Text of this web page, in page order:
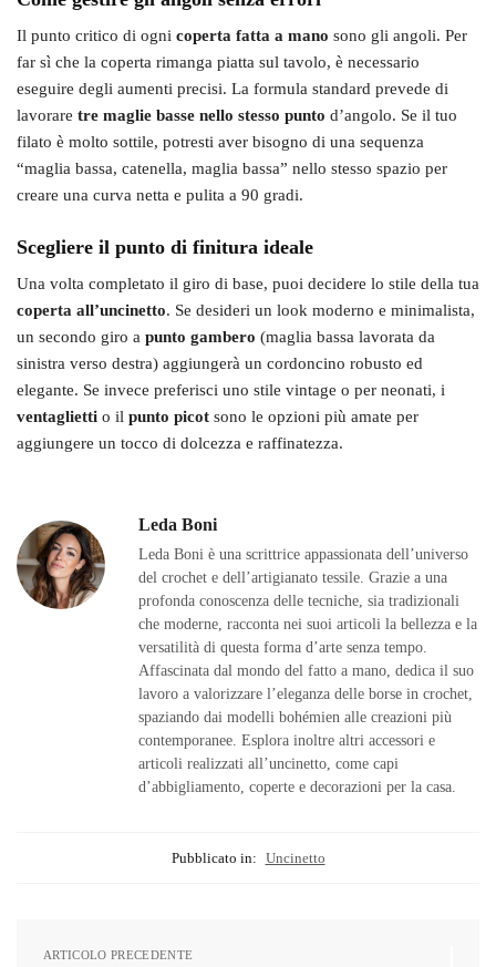
Il punto critico di ogni coperta fatta a mano sono gli angoli. Per
far sì che la coperta rimanga piatta sul tavolo, è necessario
eseguire degli aumenti precisi. La formula standard prevede di
lavorare tre maglie basse nello stesso punto d’angolo. Se il tuo
filato è molto sottile, potresti aver bisogno di una sequenza
“maglia bassa, catenella, maglia bassa” nello stesso spazio per
creare una curva netta e pulita a 90 gradi.
Scegliere il punto di finitura ideale
Una volta completato il giro di base, puoi decidere lo stile della tua
coperta all’uncinetto. Se desideri un look moderno e minimalista,
un secondo giro a punto gambero (maglia bassa lavorata da
sinistra verso destra) aggiungerà un cordoncino robusto ed
elegante. Se invece preferisci uno stile vintage o per neonati, i
ventaglietti o il punto picot sono le opzioni più amate per
aggiungere un tocco di dolcezza e raffinatezza.
Leda Boni
Leda Boni è una scrittrice appassionata dell’universo
del crochet e dell’artigianato tessile. Grazie a una
profonda conoscenza delle tecniche, sia tradizionali
che moderne, racconta nei suoi articoli la bellezza e la
versatilità di questa forma d’arte senza tempo.
Affascinata dal mondo del fatto a mano, dedica il suo
lavoro a valorizzare l’eleganza delle borse in crochet,
spaziando dai modelli bohémien alle creazioni più
contemporanee. Esplora inoltre altri accessori e
articoli realizzati all’uncinetto, come capi
d’abbigliamento, coperte e decorazioni per la casa.
Pubblicato in: Uncinetto
ARTICOLO PRECEDENTE